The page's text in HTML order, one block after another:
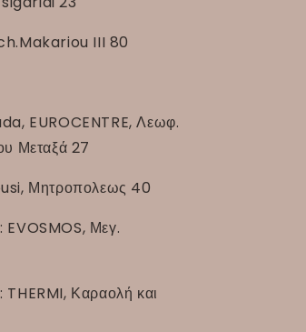
III 80
EUROCENTRE, Λεωφ.
Μεταξά 27
Μητροπολεως 40
EVOSMOS, Μεγ.
THERMI, Καραολή και